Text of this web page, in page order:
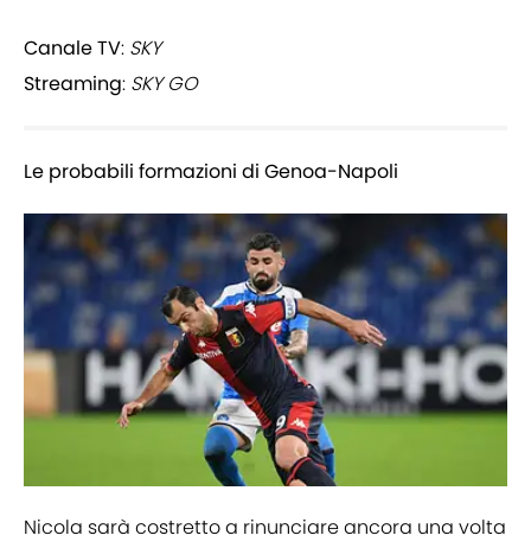
Canale TV: SKY
Streaming: SKY GO
Le probabili formazioni di Genoa-Napoli
Nicola sarà costretto a rinunciare ancora una volta